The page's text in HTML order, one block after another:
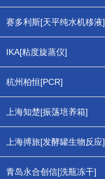
赛多利斯[天平纯水机移液]
IKA[粘度旋蒸仪]
杭州柏恒[PCR]
上海知楚[振荡培养箱]
上海搏旅[发酵罐生物反应]
青岛永合创信[洗瓶冻干]